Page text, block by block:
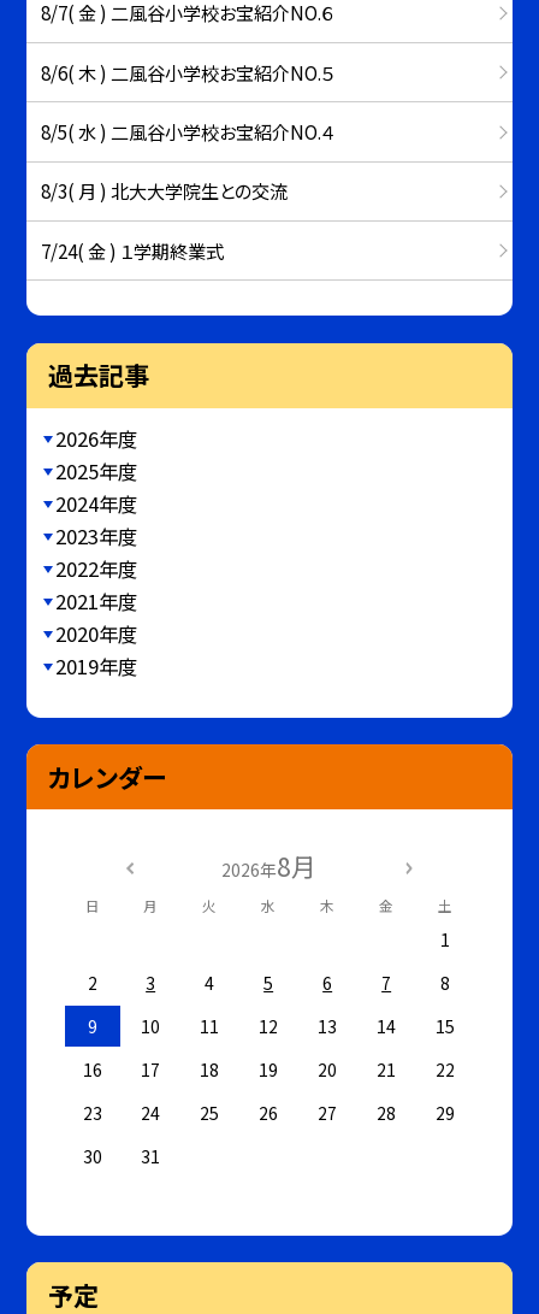
8/7( 金 ) 二風谷小学校お宝紹介NO.６
8/6( 木 ) 二風谷小学校お宝紹介NO.５
8/5( 水 ) 二風谷小学校お宝紹介NO.４
8/3( 月 ) 北大大学院生との交流
7/24( 金 ) １学期終業式
過去記事
2026年度
2025年度
2024年度
2023年度
2022年度
2021年度
2020年度
2019年度
カレンダー
2026年8月
日 月 火 水 木 金 土
1
2
3 4 5 6 7
8
9
10 11 12 13 14
15
16
17 18 19 20 21
22
23
24 25 26 27 28
29
30
31
予定